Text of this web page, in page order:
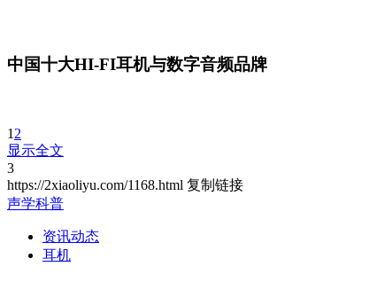
中国十大HI-FI耳机与数字音频品牌
1 2
显示全文
3
https://2xiaoliyu.com/1168.html 复制链接
声学科普
资讯动态
耳机